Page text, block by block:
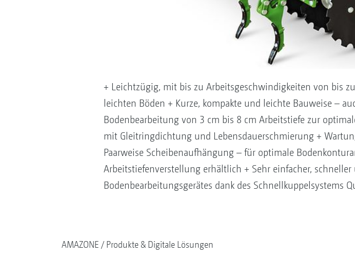
+ Leichtzügig, mit bis zu Arbeitsgeschwindigkeiten von bis
leichten Böden + Kurze, kompakte und leichte Bauweise –
Bodenbearbeitung von 3 cm bis 8 cm Arbeitstiefe zur
mit Gleitringdichtung und Lebensdauerschmierung +
Paarweise Scheibenaufhängung – für optimale
Arbeitstiefenverstellung erhältlich + Sehr einfacher, schneller
Bodenbearbeitungsgerätes dank des Schnellkuppelsystems
AMAZONE Produkte & Digitale Lösungen